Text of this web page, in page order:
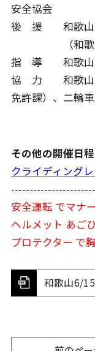
安全協会
後 援 和歌山県
（和歌山県
指 導 和歌山
協 力 和歌山県
免許課）、二輪
その他の開催日
クライディングレ
安全運転 でマナ
ヘルメット あご
プロテクター で
和歌山6/15